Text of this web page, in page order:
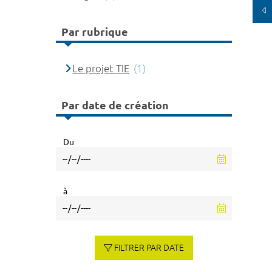
Par rubrique
Le projet TIE (1)
Par date de création
Du
à
FILTRER PAR DATE